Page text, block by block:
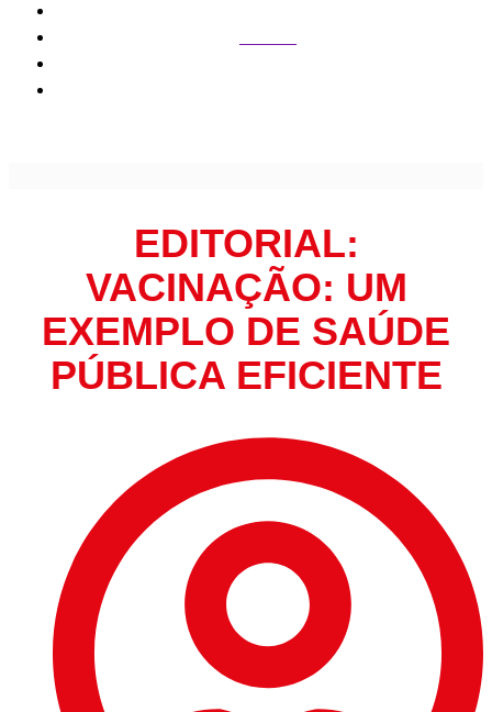
EDITORIAL:
VACINAÇÃO: UM
EXEMPLO DE SAÚDE
PÚBLICA EFICIENTE